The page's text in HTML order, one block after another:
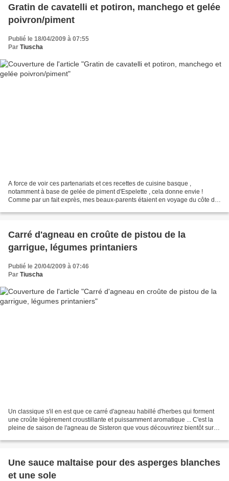
Gratin de cavatelli et potiron, manchego et gelée
poivron/piment
Publié le 18/04/2009 à 07:55
Par Tiuscha
A force de voir ces partenariats et ces recettes de cuisine basque ,
notamment à base de gelée de piment d'Espelette , cela donne envie !
Comme par un fait exprès, mes beaux-parents étaient en voyage du côte de
Carré d'agneau en croûte de pistou de la
garrigue, légumes printaniers
Publié le 20/04/2009 à 07:46
Par Tiuscha
Un classique s'il en est que ce carré d'agneau habillé d'herbes qui forment
une croûte légèrement croustillante et puissamment aromatique ... C'est la
pleine de saison de l'agneau de Sisteron que vous découvrirez bientôt sur
Une sauce maltaise pour des asperges blanches
et une sole